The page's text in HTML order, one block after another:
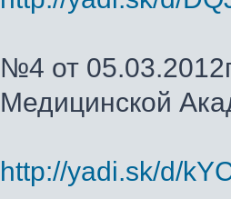
№4 от
Медицинской
http://yadi.sk/d/